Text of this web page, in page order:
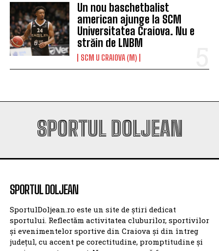
Un nou baschetbalist
american ajunge la SCM
Universitatea Craiova. Nu e
străin de LNBM
SCM U CRAIOVA (M)
SPORTUL DOLJEAN
SPORTUL DOLJEAN
SportulDoljean.ro este un site de știri dedicat
sportului. Reflectăm activitatea cluburilor, sportivilor
și evenimentelor sportive din Craiova și din întreg
județul, cu accent pe corectitudine, promptitudine și